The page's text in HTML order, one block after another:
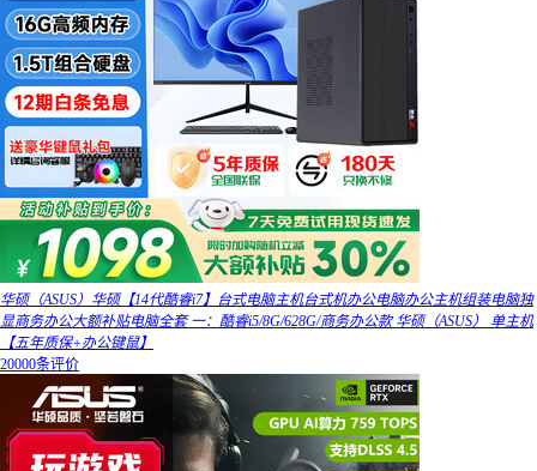
华硕（ASUS）华硕【14代酷睿i7】台式电脑主机台式机办公电脑办公主机组装电脑独
显商务办公大额补贴电脑全套 一：酷睿i5/8G/628G/商务办公款 华硕（ASUS） 单主机
【五年质保+办公键鼠】
20000条评价